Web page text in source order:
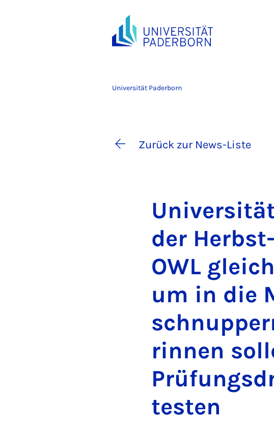
Universität Paderborn
Zurück zur News-Liste
der
OWL
um in die
rin­nen
tes­ten